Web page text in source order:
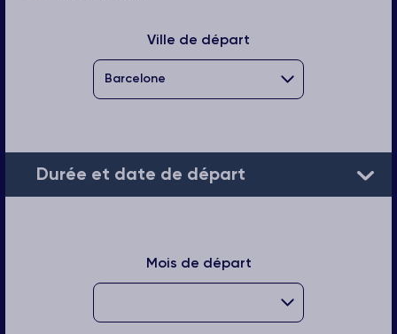
Ville de départ
Durée et date de départ
Mois de départ